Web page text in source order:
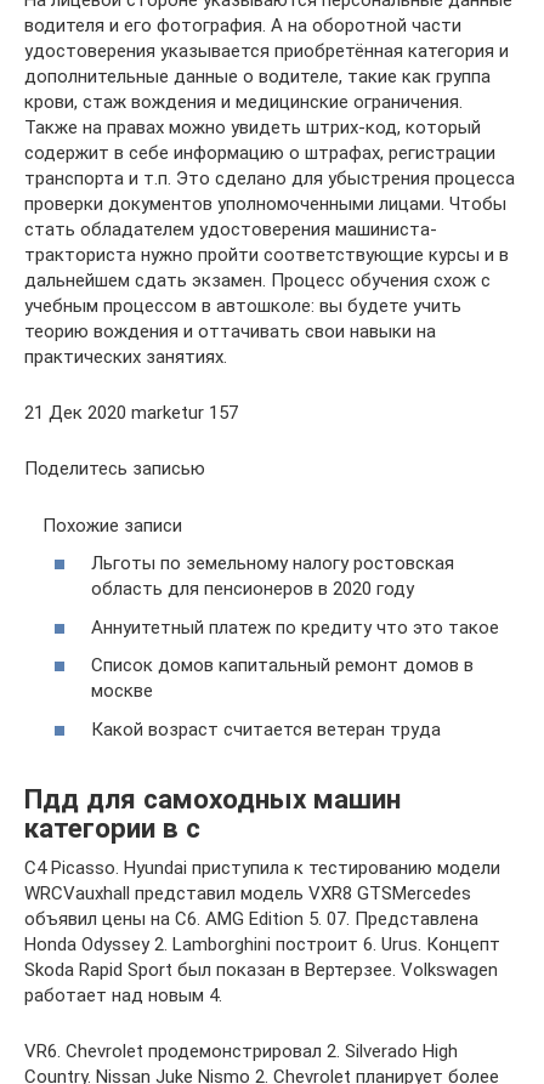
водителя и его фотография. А на оборотной части
удостоверения указывается приобретённая категория и
дополнительные данные о водителе, такие как группа
крови, стаж вождения и медицинские ограничения.
Также на правах можно увидеть штрих-код, который
содержит в себе информацию о штрафах, регистрации
транспорта и т.п. Это сделано для убыстрения процесса
проверки документов уполномоченными лицами. Чтобы
стать обладателем удостоверения машиниста-
тракториста нужно пройти соответствующие курсы и в
дальнейшем сдать экзамен. Процесс обучения схож с
учебным процессом в автошколе: вы будете учить
теорию вождения и оттачивать свои навыки на
практических занятиях.
21 Дек 2020 marketur 157
Поделитесь записью
Похожие записи
Льготы по земельному налогу ростовская
область для пенсионеров в 2020 году
Аннуитетный платеж по кредиту что это такое
Список домов капитальный ремонт домов в
москве
Какой возраст считается ветеран труда
Пдд для самоходных машин
категории в с
C4 Picasso. Hyundai приступила к тестированию модели
WRCVauxhall представил модель VXR8 GTSMercedes
объявил цены на C6. AMG Edition 5. 07. Представлена
Honda Odyssey 2. Lamborghini построит 6. Urus. Концепт
Skoda Rapid Sport был показан в Вертерзее. Volkswagen
работает над новым 4.
VR6. Chevrolet продемонстрировал 2. Silverado High
Country. Nissan Juke Nismo 2. Chevrolet планирует более